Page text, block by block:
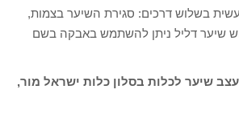
בשלוש דרכים: סגירת השיער בצמות,
שיער דליל ניתן להשתמש באבקה בשם
שיער לכלות בסלון כלות ישראל מור,